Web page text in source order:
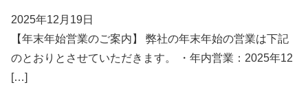
2025年12月19日
【年末年始営業のご案内】 弊社の年末年始の営業は下記
のとおりとさせていただきます。 ・年内営業：2025年12
[…]